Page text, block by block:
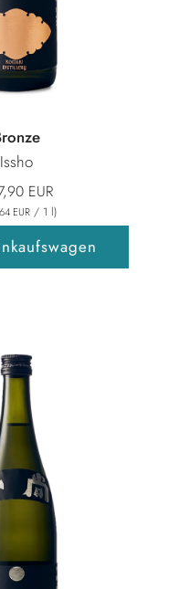
Issho
EUR
EUR / 1 l)